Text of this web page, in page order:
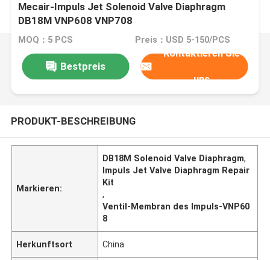
Mecair-Impuls Jet Solenoid Valve Diaphragm
DB18M VNP608 VNP708
MOQ：5 PCS Preis：USD 5-150/PCS
Bestpreis
Kontaktieren Sie
uns
PRODUKT-BESCHREIBUNG
Markieren:
DB18M Solenoid Valve Diaphragm,
Impuls Jet Valve Diaphragm Repair
Kit
,
Ventil-Membran des Impuls-VNP60
8
Herkunftsort China